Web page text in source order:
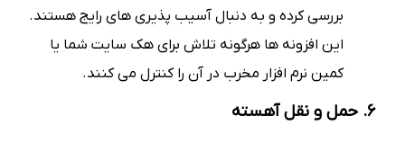
بررسی کرده و به دنبال آسیب پذیری های رایج هستند.
این افزونه ها هرگونه تلاش برای هک سایت شما یا
کمین نرم افزار مخرب در آن را کنترل می کنند.
6. حمل و نقل آهسته